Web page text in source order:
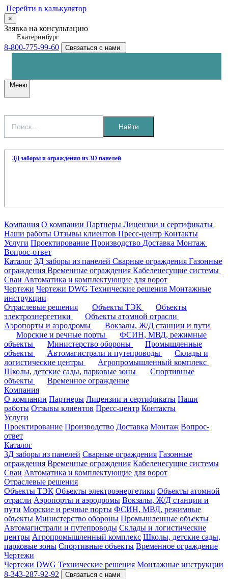
Перейти в калькулятор
×
Заявка на консультацию
Екатеринбург
8-800-775-99-60 Связаться с нами
Меню
Найти
3Д заборы и ограждения из 3D панелей
Компания О компании Партнеры Лицензии и сертификаты
Наши работы Отзывы клиентов Пресс-центр Контакты
Услуги Проектирование Производство Доставка Монтаж
Вопрос-ответ
Каталог 3Д заборы из панелей Сварные ограждения Газонные
ограждения Временные ограждения Кабеленесущие системы
Cваи Автоматика и комплектующие для ворот
Чертежи Чертежи DWG Технические решения Монтажные
инструкции
Отраслевые решения
Объекты ТЭК
Объекты
электроэнергетики
Объекты атомной отрасли
Аэропорты и аэродромы
Вокзалы, Ж/Д станции и пути
Морские и речные порты
ФСИН, МВД, режимные
объекты
Министерство обороны
Промышленные
объекты
Автомагистрали и путепроводы
Склады и
логистические центры
Агропромышленный комплекс
Школы, детские сады, парковые зоны
Спортивные
объекты
Временное ограждение
Компания
О компании Партнеры Лицензии и сертификаты Наши
работы Отзывы клиентов Пресс-центр Контакты
Услуги
Проектирование Производство Доставка Монтаж Вопрос-
ответ
Каталог
3Д заборы из панелей Сварные ограждения Газонные
ограждения Временные ограждения Кабеленесущие системы
Cваи Автоматика и комплектующие для ворот
Отраслевые решения
Объекты ТЭК Объекты электроэнергетики Объекты атомной
отрасли Аэропорты и аэродромы Вокзалы, Ж/Д станции и
пути Морские и речные порты ФСИН, МВД, режимные
объекты Министерство обороны Промышленные объекты
Автомагистрали и путепроводы Склады и логистические
центры Агропромышленный комплекс Школы, детские сады,
парковые зоны Спортивные объекты Временное ограждение
Чертежи
Чертежи DWG Технические решения Монтажные инструкции
8-343-287-92-92
Связаться с нами